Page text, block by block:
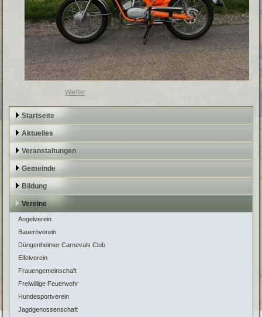
Weiter
Startseite
Aktuelles
Veranstaltungen
Gemeinde
Bildung
Vereine
Angelverein
Bauernverein
Düngenheimer Carnevals Club
Eifelverein
Frauengemeinschaft
Freiwillige Feuerwehr
Hundesportverein
Jagdgenossenschaft